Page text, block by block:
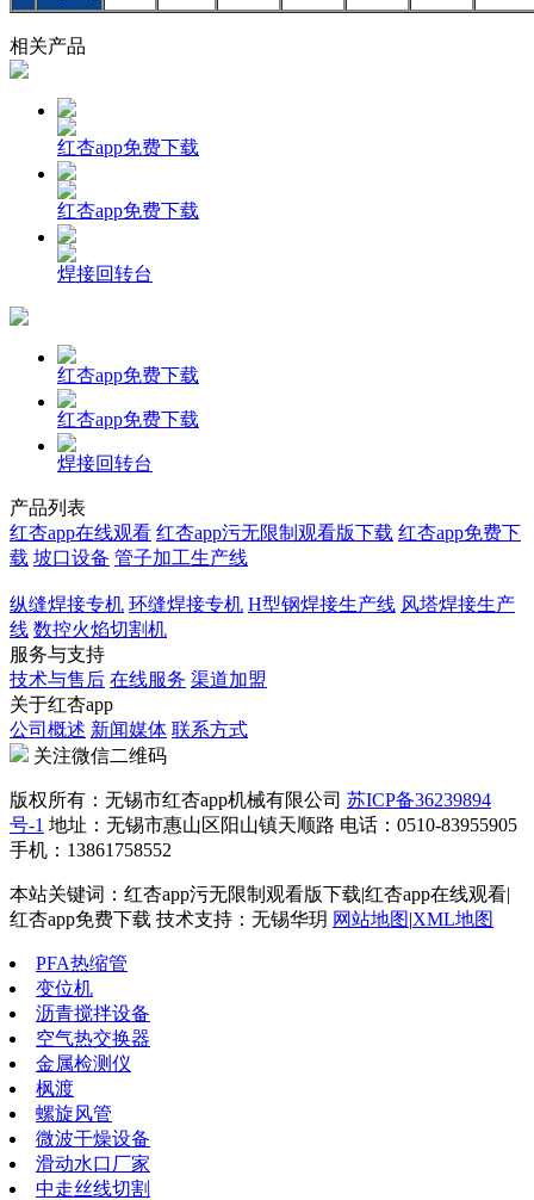
相关产品
红杏app免费下载
红杏app免费下载
焊接回转台
红杏app免费下载
红杏app免费下载
焊接回转台
产品列表
红杏app在线观看 红杏app污无限制观看版下载 红杏app免费下
载 坡口设备 管子加工生产线
纵缝焊接专机 环缝焊接专机 H型钢焊接生产线 风塔焊接生产
线 数控火焰切割机
服务与支持
技术与售后 在线服务 渠道加盟
关于红杏app
公司概述 新闻媒体 联系方式
关注微信二维码
版权所有：无锡市红杏app机械有限公司 苏ICP备36239894
号-1 地址：无锡市惠山区阳山镇天顺路 电话：0510-83955905
手机：13861758552
本站关键词：红杏app污无限制观看版下载|红杏app在线观看|
红杏app免费下载 技术支持：无锡华玥 网站地图|XML地图
PFA热缩管
变位机
沥青搅拌设备
空气热交换器
金属检测仪
枫渡
螺旋风管
微波干燥设备
滑动水口厂家
中走丝线切割